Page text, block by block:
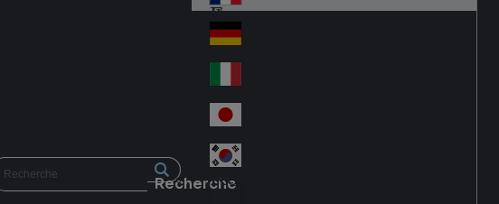
Recherche
d
Fra
nc
e
Ge
an
y
Ital
y
Jap
an
Ko